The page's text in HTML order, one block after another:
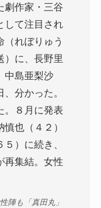
劇作家・三谷
して注目され
（れぼりゅう
）に、長野里
中島亜梨沙
分かった。
。８月に発表
也（４２）
）に続き、
再集結。女性
陣も「真田丸」